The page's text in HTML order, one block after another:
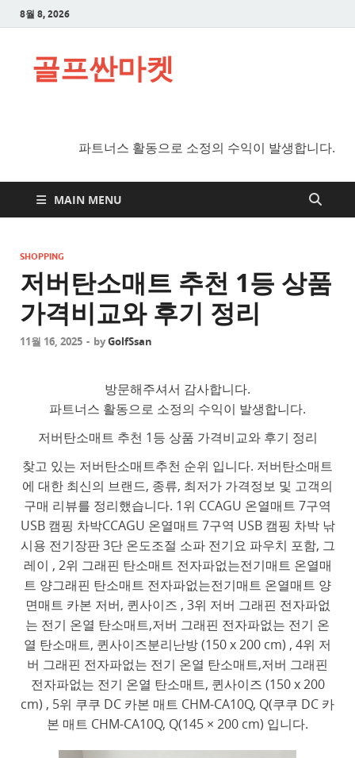
8월 8, 2026
골프싼마켓
파트너스 활동으로 소정의 수익이 발생합니다.
MAIN MENU
SHOPPING
저버탄소매트 추천 1등 상품
가격비교와 후기 정리
11월 16, 2025 - byGolfSsan
방문해주셔서 감사합니다.
파트너스 활동으로 소정의 수익이 발생합니다.
저버탄소매트 추천 1등 상품 가격비교와 후기 정리
찾고 있는 저버탄소매트추천 순위 입니다. 저버탄소매트
에 대한 최신의 브랜드, 종류, 최저가 가격정보 및 고객의
구매 리뷰를 정리했습니다. 1위 CCAGU 온열매트 7구역
USB 캠핑 차박CCAGU 온열매트 7구역 USB 캠핑 차박 낚
시용 전기장판 3단 온도조절 소파 전기요 파우치 포함, 그
레이 , 2위 그래핀 탄소매트 전자파없는전기매트 온열매
트 양그래핀 탄소매트 전자파없는전기매트 온열매트 양
면매트 카본 저버, 퀸사이즈 , 3위 저버 그래핀 전자파없
는 전기 온열 탄소매트,저버 그래핀 전자파없는 전기 온
열 탄소매트, 퀸사이즈분리난방 (150 x 200 cm) , 4위 저
버 그래핀 전자파없는 전기 온열 탄소매트,저버 그래핀
전자파없는 전기 온열 탄소매트, 퀸사이즈 (150 x 200
cm) , 5위 쿠쿠 DC 카본 매트 CHM-CA10Q, Q(쿠쿠 DC 카
본 매트 CHM-CA10Q, Q(145 × 200 cm) 입니다.